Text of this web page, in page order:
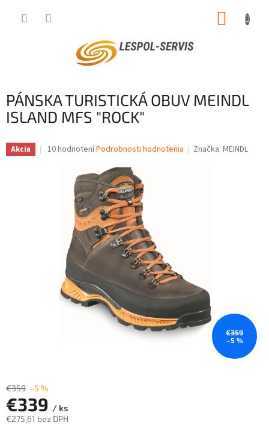
PÁNSKA TURISTICKÁ OBUV MEINDL
ISLAND MFS "ROCK"
Akcia
Priemerné
hviezdičiek.
10 hodnoteníPodrobnosti hodnotenia Značka:MEINDL
€359
–5 %
€359 –5 %
€339 / ks
€275,61 bez DPH